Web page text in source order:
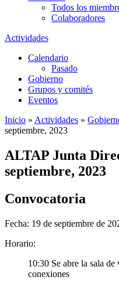
Todos los
Colaboradores
Actividades
Calendario
Pasado
Gobierno
Grupos y comités
Eventos
Inicio » Actividades »
septiembre, 2023
ALTAP Junta
septiembre, 2023
Convocatoria
Fecha: 19 de septiembre de
Horario:
10:30 Se abre la sala
conexiones